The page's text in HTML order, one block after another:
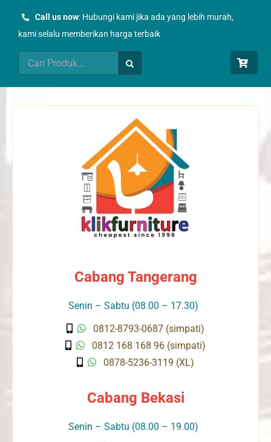
Call us now: Hubungi kami jika ada yang lebih murah,
kami selalu memberikan harga terbaik
Search
for:
Cabang Tangerang
Senin – Sabtu (08.00 – 17.30)
0812-8793-0687 (simpati)
0812 168 168 96 (simpati)
0878-5236-3119 (XL)
Cabang Bekasi
Senin – Sabtu (08.00 – 19.00)